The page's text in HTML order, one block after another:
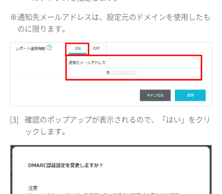
※通知先メールアドレスは、設定元のドメインを使用したも
のに限ります。
[3]
確認のポップアップが表示されるので、「はい」をクリ
ックします。